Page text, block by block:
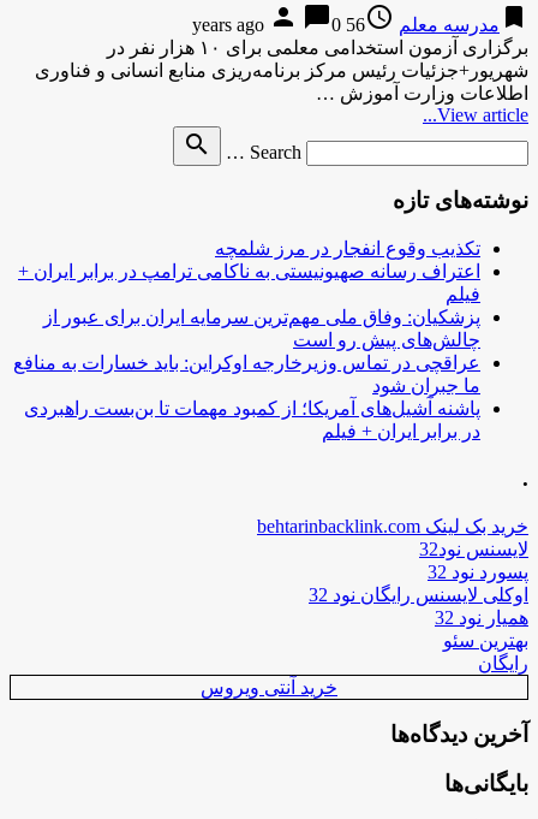
bookmark مدرسه معلم access_time
56 years ago
person chat_bubble0
برگزاری آزمون استخدامی معلمی برای ۱۰ هزار نفر در
شهریور+جزئیات رئیس مرکز برنامه‌ریزی منابع انسانی و فناوری
اطلاعات وزارت آموزش …
View article...
Search …
search
نوشته‌های تازه
تکذیب وقوع انفجار در مرز شلمچه
اعتراف رسانه صهیونیستی به ناکامی ترامپ در برابر ایران +
فیلم
پزشکیان: وفاق ملی مهم‌ترین سرمایه ایران برای عبور از
چالش‌های پیش رو است
عراقچی در تماس وزیرخارجه اوکراین: باید خسارات به منافع
ما جبران شود
پاشنه آشیل‌های آمریکا؛ از کمبود مهمات تا بن‌بست راهبردی
در برابر ایران + فیلم
.
خرید بک لینک behtarinbacklink.com
لایسنس نود32
پسورد نود 32
اوکلی لایسنس رایگان نود 32
همیار نود 32
بهترین سئو
رایگان
خرید آنتی ویروس
آخرین دیدگاه‌ها
بایگانی‌ها